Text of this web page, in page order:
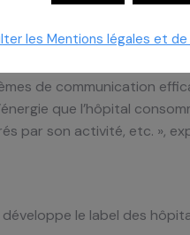
sur l’environnement
en place une
des
de communication
que l’hôpital
par son activité, etc. »,
le label des
les Mentions légales et